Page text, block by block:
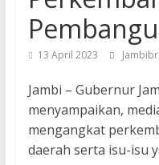
13 April 2023
Jambi – Gubernur
menyampaikan,
mengangkat
daerah serta isu-isu